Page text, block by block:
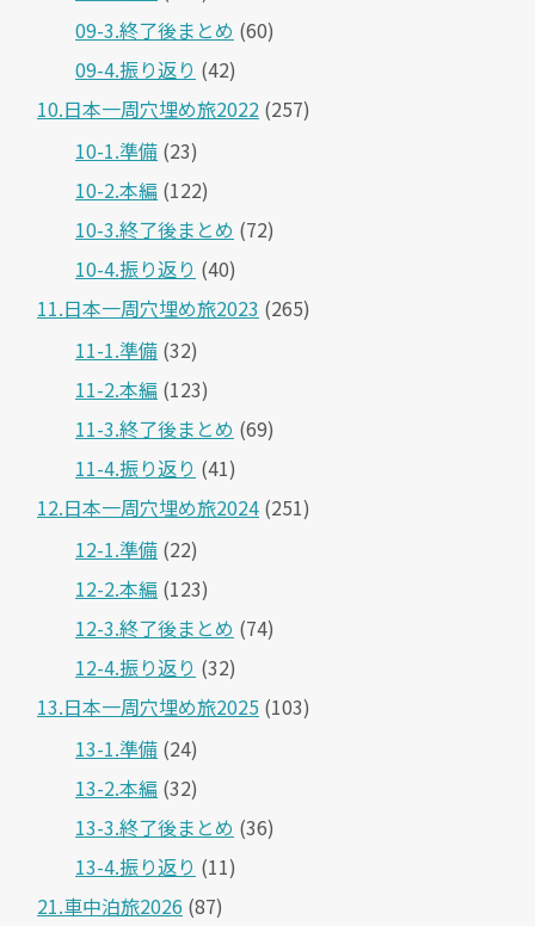
09-3.終了後まとめ (60)
09-4.振り返り (42)
10.日本一周穴埋め旅2022 (257)
10-1.準備 (23)
10-2.本編 (122)
10-3.終了後まとめ (72)
10-4.振り返り (40)
11.日本一周穴埋め旅2023 (265)
11-1.準備 (32)
11-2.本編 (123)
11-3.終了後まとめ (69)
11-4.振り返り (41)
12.日本一周穴埋め旅2024 (251)
12-1.準備 (22)
12-2.本編 (123)
12-3.終了後まとめ (74)
12-4.振り返り (32)
13.日本一周穴埋め旅2025 (103)
13-1.準備 (24)
13-2.本編 (32)
13-3.終了後まとめ (36)
13-4.振り返り (11)
21.車中泊旅2026 (87)